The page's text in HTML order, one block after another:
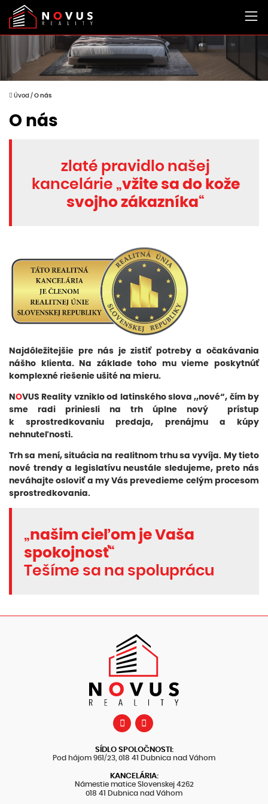
Úvod /O nás
O nás
zlaté pravidlo našej
kancelárie „vžite sa do kože
svojho zákazníka“
Najdôležitejšie pre nás je zistiť potreby a očakávania
nášho klienta. Na základe toho mu vieme poskytnúť
komplexné riešenie ušité na mieru.
NOVUS Reality vzniklo od latinského slova „nové“, čím by
sme radi priniesli na trh úplne nový prístup
k sprostredkovaniu predaja, prenájmu a kúpy
nehnuteľnosti.
Trh sa mení, situácia na realitnom trhu sa vyvíja. My tieto
nové trendy a legislatívu neustále sledujeme, preto nás
neváhajte osloviť a my Vás prevedieme celým procesom
sprostredkovania.
„našim cieľom je Vaša
spokojnosť“
Tešíme sa na spoluprácu
SÍDLO SPOLOČNOSTI:
Pod hájom 961/23, 018 41 Dubnica nad Váhom
KANCELÁRIA:
Námestie matice Slovenskej 4262
018 41 Dubnica nad Váhom